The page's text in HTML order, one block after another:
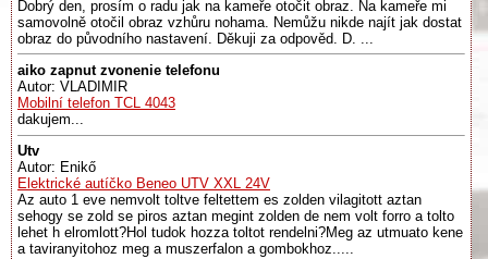
Dobrý den, prosím o radu jak na kameře otočit obraz. Na kameře mi
samovolně otočil obraz vzhůru nohama. Nemůžu nikde najít jak dostat
obraz do původního nastavení. Děkuji za odpověd. D. ...
aiko zapnut zvonenie telefonu
Autor: VLADIMIR
Mobilní telefon TCL 4043
dakujem...
Utv
Autor: Enikő
Elektrické autíčko Beneo UTV XXL 24V
Az auto 1 eve nemvolt toltve feltettem es zolden vilagitott aztan
sehogy se zold se piros aztan megint zolden de nem volt forro a tolto
lehet h elromlott?Hol tudok hozza toltot rendelni?Meg az utmuato kene
a taviranyitohoz meg a muszerfalon a gombokhoz.....